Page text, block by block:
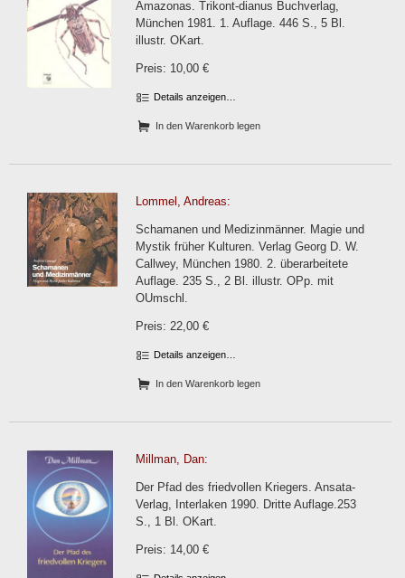
Amazonas. Trikont-dianus Buchverlag,
München 1981. 1. Auflage. 446 S., 5 Bl.
illustr. OKart.
Preis: 10,00 €
Details anzeigen…
In den Warenkorb legen
Lommel, Andreas:
Schamanen und Medizinmänner. Magie und
Mystik früher Kulturen. Verlag Georg D. W.
Callwey, München 1980. 2. überarbeitete
Auflage. 235 S., 2 Bl. illustr. OPp. mit
OUmschl.
Preis: 22,00 €
Details anzeigen…
In den Warenkorb legen
Millman, Dan:
Der Pfad des friedvollen Kriegers. Ansata-
Verlag, Interlaken 1990. Dritte Auflage.253
S., 1 Bl. OKart.
Preis: 14,00 €